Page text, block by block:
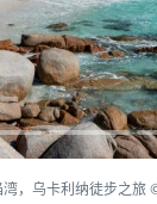
，乌卡利纳徒步之旅